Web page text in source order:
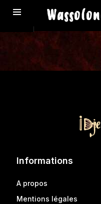
Informations
A propos
Mentions légales